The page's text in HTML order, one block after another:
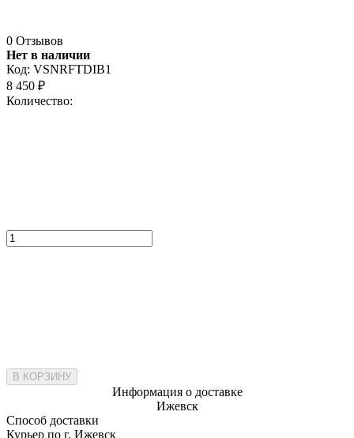
0 Отзывов
Нет в наличии
Код: VSNRFTDIB1
8 450 ₽
Количество:
В КОРЗИНУ
Информация о доставке
Ижевск
Способ доставки
Курьер по г. Ижевск